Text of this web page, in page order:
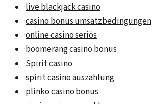
·live blackjack casino
·casino bonus umsatzbedingungen
·online casino seriös
·boomerang casino bonus
·Spirit casino
·spirit casino auszahlung
·plinko casino bonus